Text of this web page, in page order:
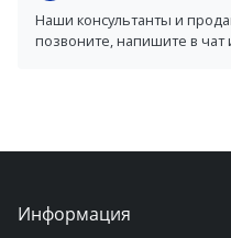
Наши консультанты и
позвоните, напишите в чат
Информация